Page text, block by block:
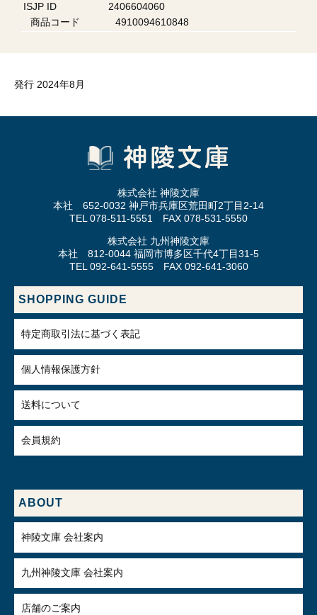
ISJP ID
2406604060
商品コード
4910094610848
発行 2024年8月
株式会社 神陵文庫
本社 652-0032 神戸市兵庫区荒田町2丁目2-14
TEL 078-511-5551 FAX 078-531-5550
株式会社 九州神陵文庫
本社 812-0044 福岡市博多区千代4丁目31-5
TEL 092-641-5555 FAX 092-641-3060
SHOPPING GUIDE
特定商取引法に基づく表記
個人情報保護方針
送料について
会員規約
ABOUT
神陵文庫 会社案内
九州神陵文庫 会社案内
店舗のご案内